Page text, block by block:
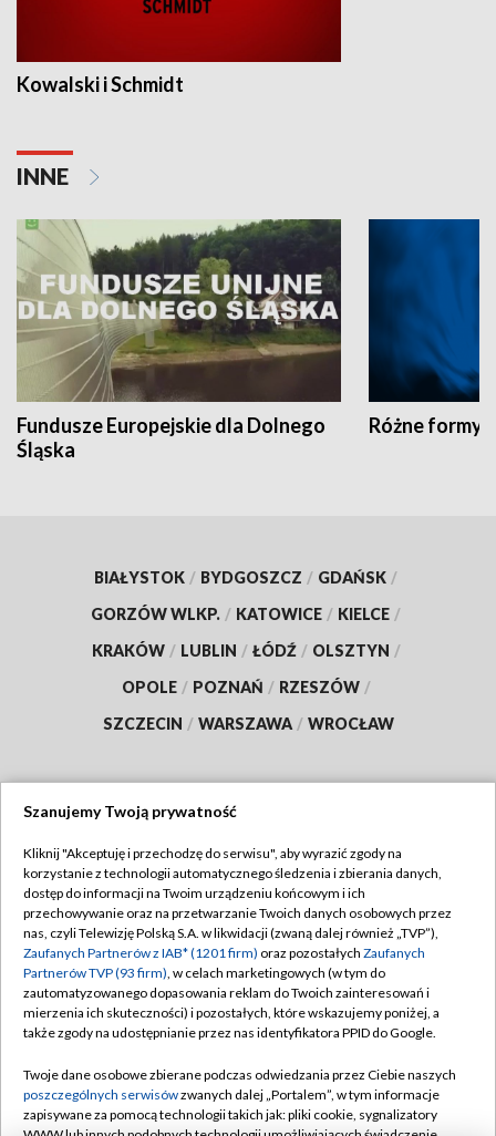
Kowalski i Schmidt
INNE
Fundusze Europejskie dla Dolnego
Śląska
Różne formy
BIAŁYSTOK / BYDGOSZCZ / GDAŃSK /
GORZÓW WLKP. / KATOWICE / KIELCE /
KRAKÓW / LUBLIN / ŁÓDŹ / OLSZTYN /
OPOLE / POZNAŃ / RZESZÓW /
SZCZECIN / WARSZAWA / WROCŁAW
TVP
Abonament TVP
Emisja w TVP
Centrum informacji TVP
Naziemna Telewizja Cyfrowa
Rada Programowa
System NOS
Regulamin TVP
Polityka prywatności
Moje zgody
Pomoc
Kontakt
Szanujemy Twoją prywatność
Kliknij "Akceptuję i przechodzę do serwisu", aby wyrazić zgody na
korzystanie z technologii automatycznego śledzenia i zbierania danych,
dostęp do informacji na Twoim urządzeniu końcowym i ich
przechowywanie oraz na przetwarzanie Twoich danych osobowych przez
nas, czyli Telewizję Polską S.A. w likwidacji (zwaną dalej również „TVP”),
Zaufanych Partnerów z IAB* (1201 firm) oraz pozostałych Zaufanych
Partnerów TVP (93 firm), w celach marketingowych (w tym do
zautomatyzowanego dopasowania reklam do Twoich zainteresowań i
mierzenia ich skuteczności) i pozostałych, które wskazujemy poniżej, a
także zgody na udostępnianie przez nas identyfikatora PPID do Google.
Twoje dane osobowe zbierane podczas odwiedzania przez Ciebie naszych
poszczególnych serwisówzwanych dalej „Portalem”, w tym informacje
zapisywane za pomocą technologii takich jak: pliki cookie, sygnalizatory